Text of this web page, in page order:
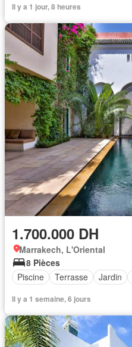
Il y a 1 jour, 8 heures
1.700.000 DH
Marrakech, L'Oriental
8 Pièces
Piscine
Terrasse Jardin
Il y a 1 semaine, 6 jours